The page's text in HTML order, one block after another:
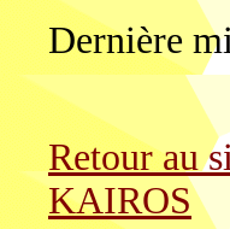
Dernière
Retour au
KAIROS